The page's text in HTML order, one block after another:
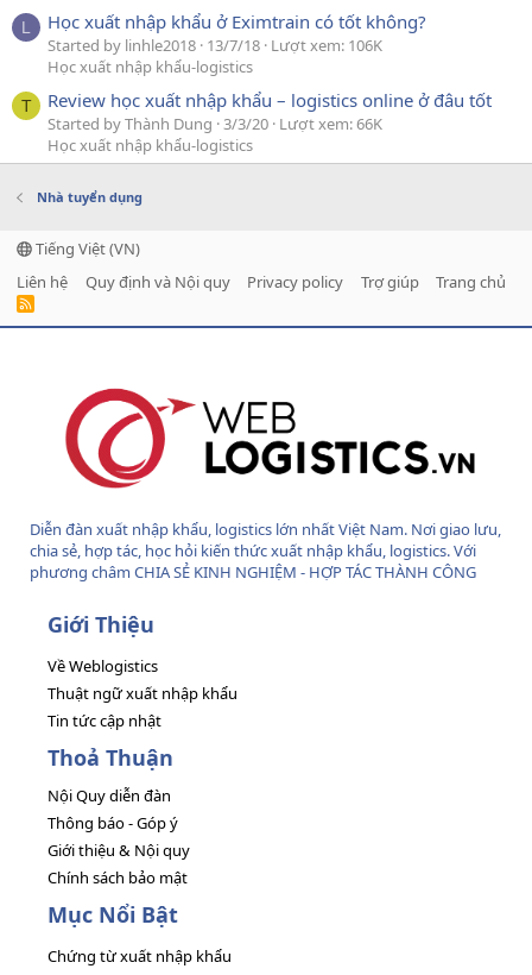
L Học xuất nhập khẩu ở Eximtrain có tốt không?
Started by linhle2018 13/7/18 Lượt xem: 106K
Học xuất nhập khẩu-logistics
T Review học xuất nhập khẩu – logistics online ở đâu tốt
Started by Thành Dung 3/3/20 Lượt xem: 66K
Học xuất nhập khẩu-logistics
Nhà tuyển dụng
Tiếng Việt (VN)
Liên hệ
Quy định và Nội quy Privacy policy Trợ giúp Trang chủ
R
Diễn đàn xuất nhập khẩu, logistics lớn nhất Việt Nam. Nơi giao lưu,
chia sẻ, hợp tác, học hỏi kiến thức xuất nhập khẩu, logistics. Với
phương châm CHIA SẺ KINH NGHIỆM - HỢP TÁC THÀNH CÔNG
Giới Thiệu
Về Weblogistics
Thuật ngữ xuất nhập khẩu
Tin tức cập nhật
Thoả Thuận
Nội Quy diễn đàn
Thông báo - Góp ý
Giới thiệu & Nội quy
Chính sách bảo mật
Mục Nổi Bật
Chứng từ xuất nhập khẩu